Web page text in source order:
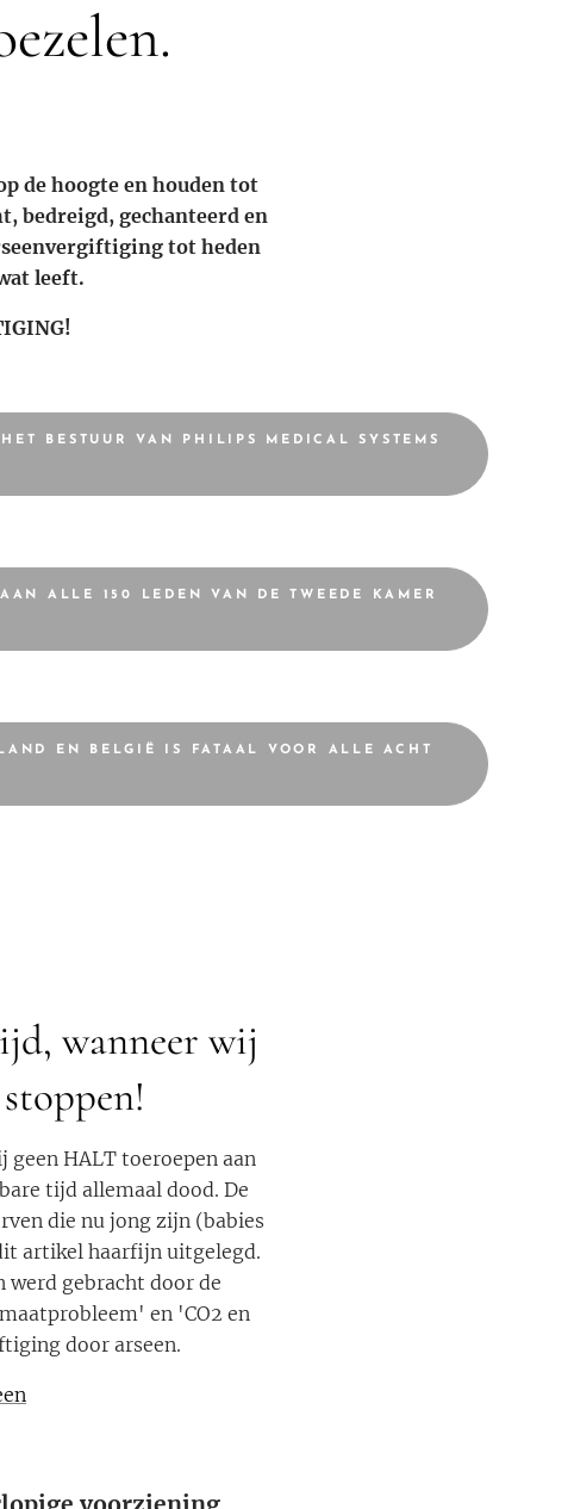
de hoogte en houden tot
bedreigd, gechanteerd en
tot heden
leeft.
BESTUUR VAN PHILIPS MEDICAL SYSTEMS
ALLE 150 LEDEN VAN DE TWEEDE KAMER
EN BELGIË IS FATAAL VOOR ALLE ACHT
wanneer wij
HALT toeroepen aan
tijd allemaal dood. De
die nu jong zijn (babies
artikel haarfijn uitgelegd.
werd gebracht door de
en 'CO2 en
door arseen.